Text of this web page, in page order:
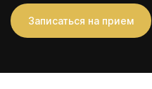
Записаться на прием